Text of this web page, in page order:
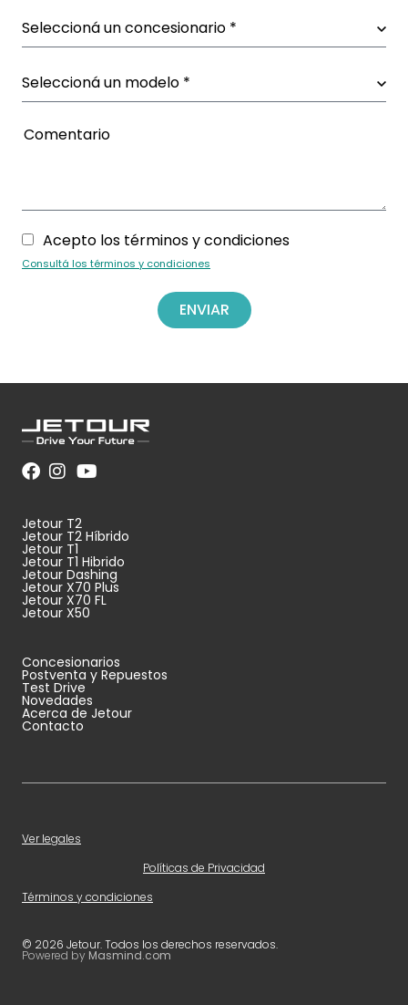
Acepto los términos y condiciones
Consultá los términos y condiciones
ENVIAR
Jetour T2
Jetour T2 Híbrido
Jetour T1
Jetour T1 Hibrido
Jetour Dashing
Jetour X70 Plus
Jetour X70 FL
Jetour X50
Concesionarios
Postventa y Repuestos
Test Drive
Novedades
Acerca de Jetour
Contacto
Ver legales
Políticas de Privacidad
Términos y condiciones
© 2026 Jetour. Todos los derechos reservados.
Powered by Masmind.com